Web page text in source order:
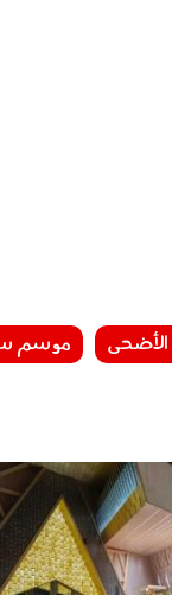
الأضحى موسم